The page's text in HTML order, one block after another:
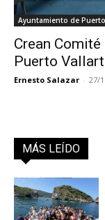
Ayuntamiento de
Crean
Puerto
Ernesto Salazar - 27/
MÁS LEÍDO